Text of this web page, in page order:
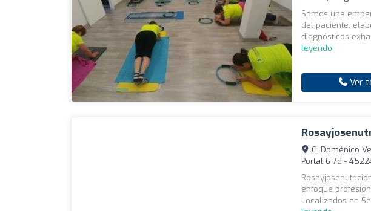
Somos una
del paciente,
diagnósticos
leyendo
Ver
C. Doménico
Portal 6 7d -
enfoque
Localizados en